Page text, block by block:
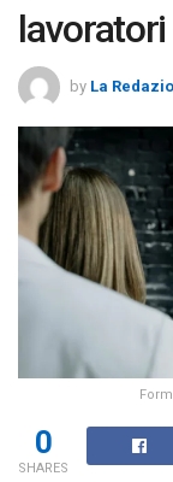
lavoratori
by La
0
SHARES